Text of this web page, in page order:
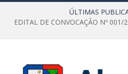
ÚLTIMAS
EDITAL DE CONVOCAÇÃO Nº 001/